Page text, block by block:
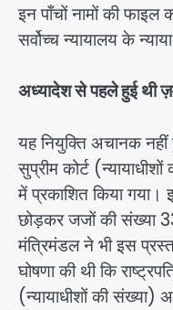
इन पाँचों नामों की
सर्वोच्च न्यायालय के
अध्यादेश से पहले हुई थी
यह नियुक्ति अचानक
सुप्रीम कोर्ट
में प्रकाशित किया गया।
छोड़कर जजों की संख्या
मंत्रिमंडल ने भी इस
घोषणा की थी कि
(न्यायाधीशों की